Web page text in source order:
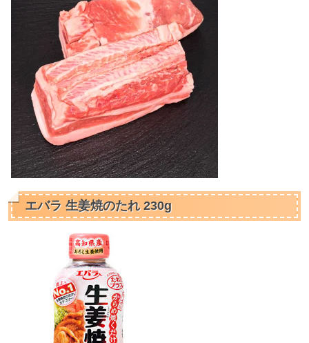
エバラ 生姜焼のたれ 230g